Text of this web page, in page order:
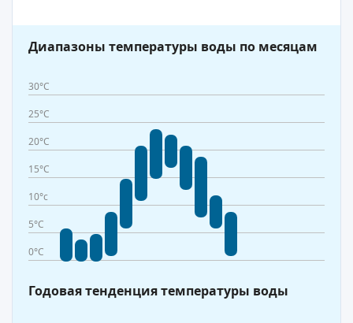
Диапазоны температуры воды по месяцам
30°C
25°C
20°C
15°C
10°c
5°C
0°C
Годовая тенденция температуры воды